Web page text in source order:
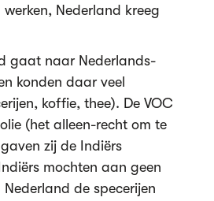
werken, Nederland kreeg
gaat naar Nederlands-
konden daar veel
koffie, thee). De VOC
(het alleen-recht om te
zij de Indiërs
mochten aan geen
de specerijen